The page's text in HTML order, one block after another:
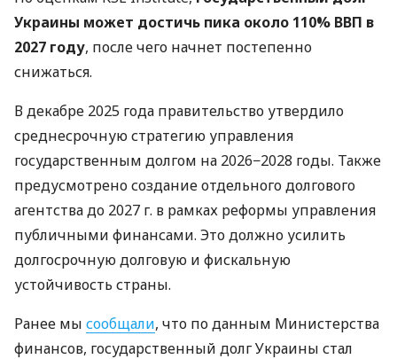
Украины может достичь пика около 110% ВВП в
2027 году, после чего начнет постепенно
снижаться.
В декабре 2025 года правительство утвердило
среднесрочную стратегию управления
государственным долгом на 2026−2028 годы. Также
предусмотрено создание отдельного долгового
агентства до 2027 г. в рамках реформы управления
публичными финансами. Это должно усилить
долгосрочную долговую и фискальную
устойчивость страны.
Ранее мы сообщали, что по данным Министерства
финансов, государственный долг Украины стал